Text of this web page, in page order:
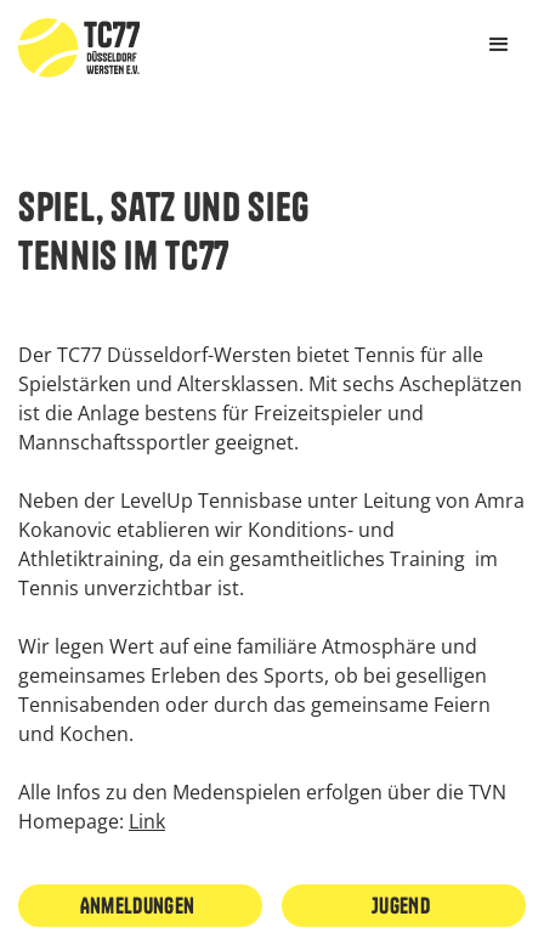
Spiel, Satz und Sieg
Tennis im TC77
Der TC77 Düsseldorf-Wersten bietet Tennis für alle
Spielstärken und Altersklassen. Mit sechs Ascheplätzen
ist die Anlage bestens für Freizeitspieler und
Mannschaftssportler geeignet.
Neben der LevelUp Tennisbase unter Leitung von Amra
Kokanovic etablieren wir Konditions- und
Athletiktraining, da ein gesamtheitliches Training im
Tennis unverzichtbar ist.
Wir legen Wert auf eine familiäre Atmosphäre und
gemeinsames Erleben des Sports, ob bei geselligen
Tennisabenden oder durch das gemeinsame Feiern
und Kochen.
Alle Infos zu den Medenspielen erfolgen über die TVN
Homepage: Link
Anmeldungen JUGEND